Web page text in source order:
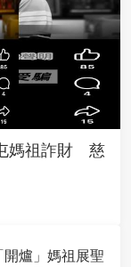
媽祖詐財 慈
開爐」媽祖展聖